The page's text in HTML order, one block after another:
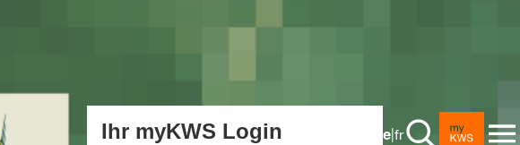
de|fr
Zuckerrübe
Aussaat
Stories & Events
Ihr myKWS Login